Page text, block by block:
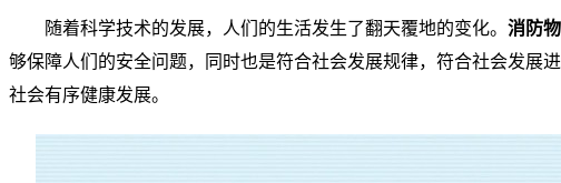
随着科学技术的发展，人们的生活发生了翻天覆地的变化。 消防
够保障人们的安全问题，同时也是符合社会发展规律，符合社会发展
社会有序健康发展。